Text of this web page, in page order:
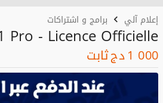
إعلام آلي برامج و اشتراكات
Pro - Licence Officielle
1 000دجثابت